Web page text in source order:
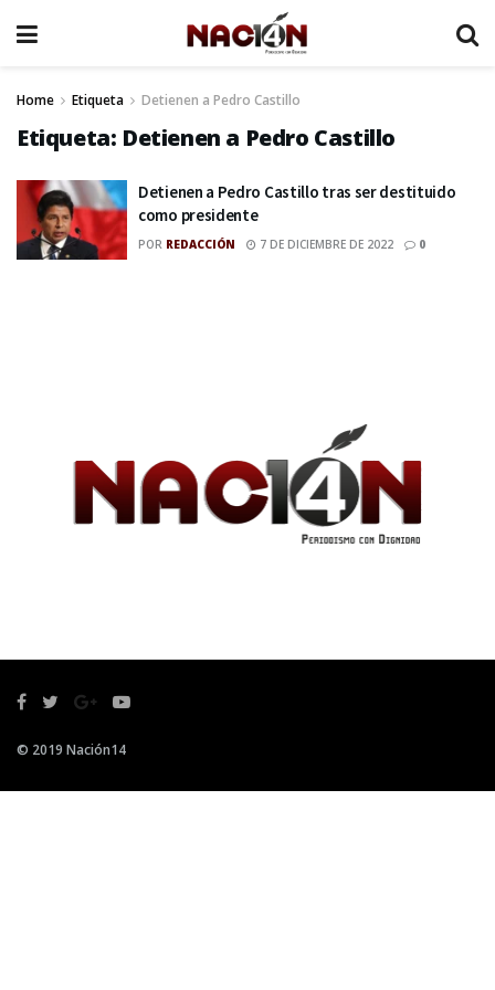
Home Etiqueta Detienen a Pedro Castillo
Etiqueta: Detienen a Pedro Castillo
Detienen a Pedro Castillo tras ser destituido
como presidente
POR REDACCIÓN 7 DE DICIEMBRE DE 2022 0
© 2019 Nación14